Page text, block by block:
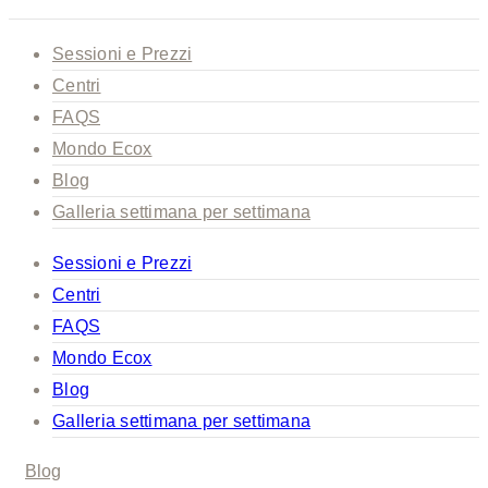
Sessioni e Prezzi
Centri
FAQS
Mondo Ecox
Blog
Galleria settimana per settimana
Sessioni e Prezzi
Centri
FAQS
Mondo Ecox
Blog
Galleria settimana per settimana
Blog